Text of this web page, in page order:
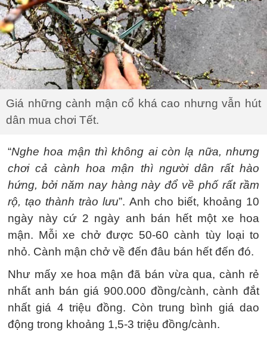
Giá những cành mận cổ khá cao nhưng vẫn hút
dân mua chơi Tết.
“Nghe hoa mận thì không ai còn lạ nữa, nhưng
chơi cả cành hoa mận thì người dân rất hào
hứng, bởi năm nay hàng này đổ về phố rất rầm
rộ, tạo thành trào lưu”. Anh cho biết, khoảng 10
ngày này cứ 2 ngày anh bán hết một xe hoa
mận. Mỗi xe chở được 50-60 cành tùy loại to
nhỏ. Cành mận chở về đến đâu bán hết đến đó.
Như mấy xe hoa mận đã bán vừa qua, cành rẻ
nhất anh bán giá 900.000 đồng/cành, cành đắt
nhất giá 4 triệu đồng. Còn trung bình giá dao
động trong khoảng 1,5-3 triệu đồng/cành.